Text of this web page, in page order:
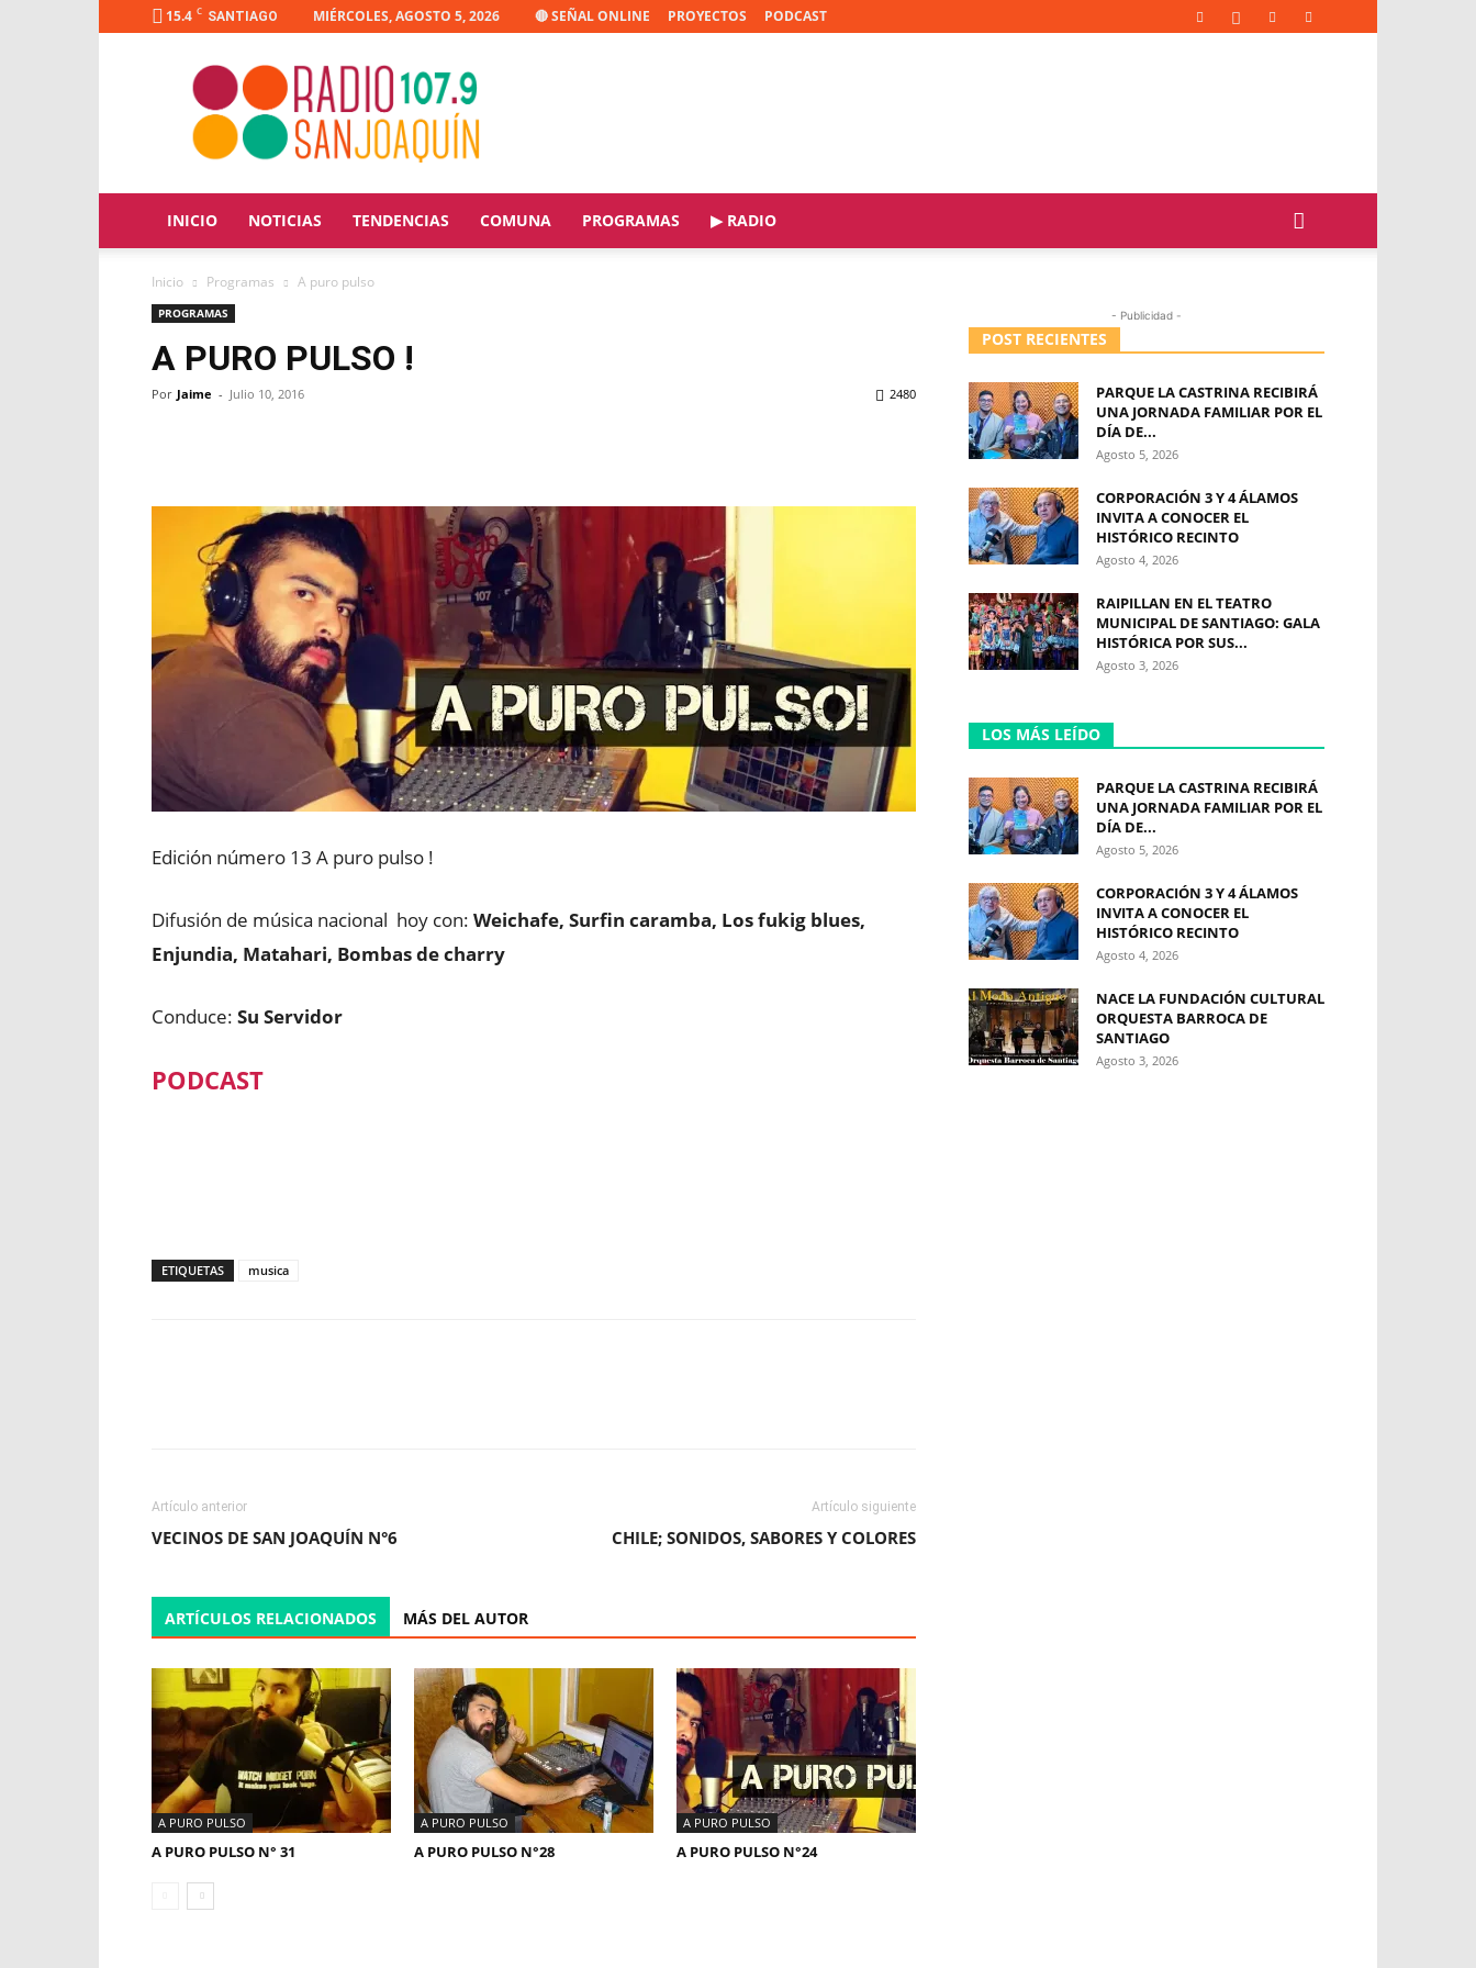
15.4 C SANTIAGO MIÉRCOLES, AGOSTO 5, 2026 🔴 SEÑAL ONLINE PROYECTOS PODCAST
Radio
Joaquín
INICIO NOTICIAS TENDENCIAS COMUNA PROGRAMAS ▶ RADIO
Inicio Programas A puro pulso
PROGRAMAS
A PURO PULSO !
Por Jaime - Julio 10, 2016 2480
Edición número 13 A puro pulso !
Difusión de música nacional hoy con: Weichafe, Surfin caramba, Los fukig blues,
Enjundia, Matahari, Bombas de charry
Conduce: Su Servidor
PODCAST
ETIQUETAS musica
Artículo anterior
VECINOS DE SAN JOAQUÍN N°6
Artículo siguiente
CHILE; SONIDOS, SABORES Y COLORES
ARTÍCULOS RELACIONADOS MÁS DEL AUTOR
A PURO PULSO
A PURO PULSO N° 31
A PURO PULSO
A PURO PULSO N°28
A PURO PULSO
A PURO PULSO N°24
- Publicidad -
POST RECIENTES
PARQUE LA CASTRINA RECIBIRÁ
UNA JORNADA FAMILIAR POR EL
DÍA DE...
Agosto 5, 2026
CORPORACIÓN 3 Y 4 ÁLAMOS
INVITA A CONOCER EL
HISTÓRICO RECINTO
Agosto 4, 2026
RAIPILLAN EN EL TEATRO
MUNICIPAL DE SANTIAGO: GALA
HISTÓRICA POR SUS...
Agosto 3, 2026
LOS MÁS LEÍDO
PARQUE LA CASTRINA RECIBIRÁ
UNA JORNADA FAMILIAR POR EL
DÍA DE...
Agosto 5, 2026
CORPORACIÓN 3 Y 4 ÁLAMOS
INVITA A CONOCER EL
HISTÓRICO RECINTO
Agosto 4, 2026
NACE LA FUNDACIÓN CULTURAL
ORQUESTA BARROCA DE
SANTIAGO
Agosto 3, 2026